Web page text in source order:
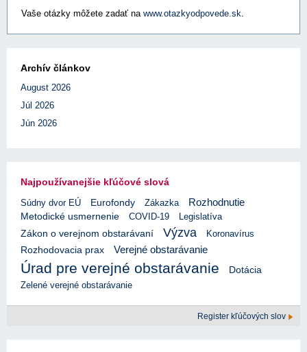
Vaše otázky môžete zadať na www.otazkyodpovede.sk.
Archív článkov
August 2026
Júl 2026
Jún 2026
Najpoužívanejšie kľúčové slová
Súdny dvor EÚ Eurofondy Zákazka Rozhodnutie
Metodické usmernenie COVID-19
Legislatíva
Zákon o verejnom obstarávaní
Výzva Koronavírus
Rozhodovacia prax Verejné obstarávanie
Úrad pre verejné obstarávanie
Dotácia
Zelené verejné obstarávanie
Register kľúčových slov